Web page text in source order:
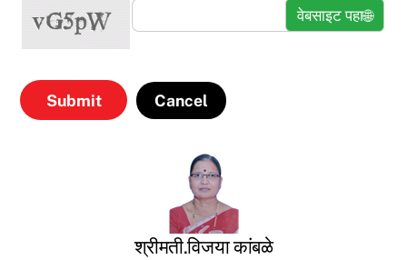
वेबसाइट पहा🌐
Cancel
श्रीमती.विजया कांबळे